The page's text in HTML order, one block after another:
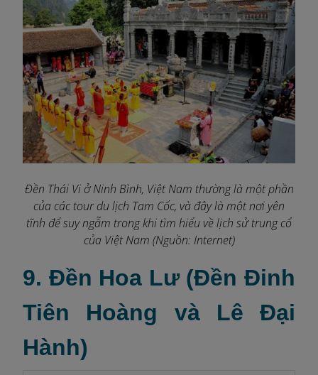
Đền Thái Vi ở Ninh Bình, Việt Nam thường là một phần
của các tour du lịch Tam Cốc, và đây là một nơi yên
tĩnh để suy ngẫm trong khi tìm hiểu về lịch sử trung cổ
của Việt Nam (Nguồn: Internet)
9. Đền Hoa Lư (Đền Đinh
Tiên Hoàng và Lê Đại
Hành)